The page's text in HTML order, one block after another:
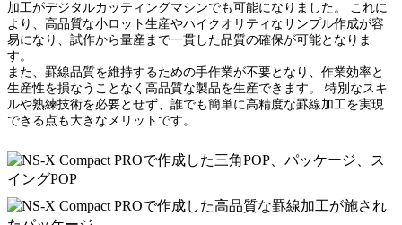
加工がデジタルカッティングマシンでも可能になりました。 これに
より、高品質な小ロット生産やハイクオリティなサンプル作成が容
易になり、試作から量産まで一貫した品質の確保が可能となりま
す。
また、罫線品質を維持するための手作業が不要となり、作業効率と
生産性を損なうことなく高品質な製品を生産できます。 特別なスキ
ルや熟練技術を必要とせず、誰でも簡単に高精度な罫線加工を実現
できる点も大きなメリットです。